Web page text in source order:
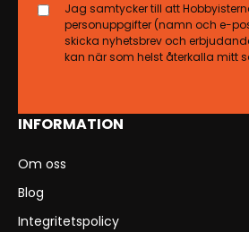
INFORMATION
Om oss
Blog
Integritetspolicy
Jag samtycker till att
personuppgifter (namn och e-
skicka nyhetsbrev och
kan när som helst återkalla mitt